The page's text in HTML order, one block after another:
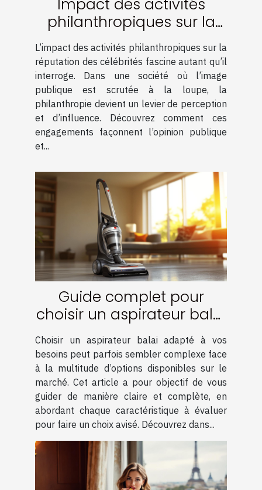
Impact des activités
philanthropiques sur la
réputation des célébrités
L’impact des activités philanthropiques sur la
réputation des célébrités fascine autant qu’il
interroge. Dans une société où l’image
publique est scrutée à la loupe, la
philanthropie devient un levier de perception
et d’influence. Découvrez comment ces
engagements façonnent l’opinion publique
et...
Guide complet pour
choisir un aspirateur balai
adapté à vos besoins
Choisir un aspirateur balai adapté à vos
besoins peut parfois sembler complexe face
à la multitude d’options disponibles sur le
marché. Cet article a pour objectif de vous
guider de manière claire et complète, en
abordant chaque caractéristique à évaluer
pour faire un choix avisé. Découvrez dans...